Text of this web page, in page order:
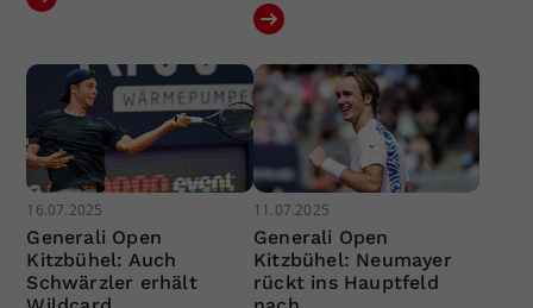
16.07.2025
Generali Open
Kitzbühel: Auch
Schwärzler erhält
11.07.2025
Generali Open
Kitzbühel: Neumayer
rückt ins Hauptfeld